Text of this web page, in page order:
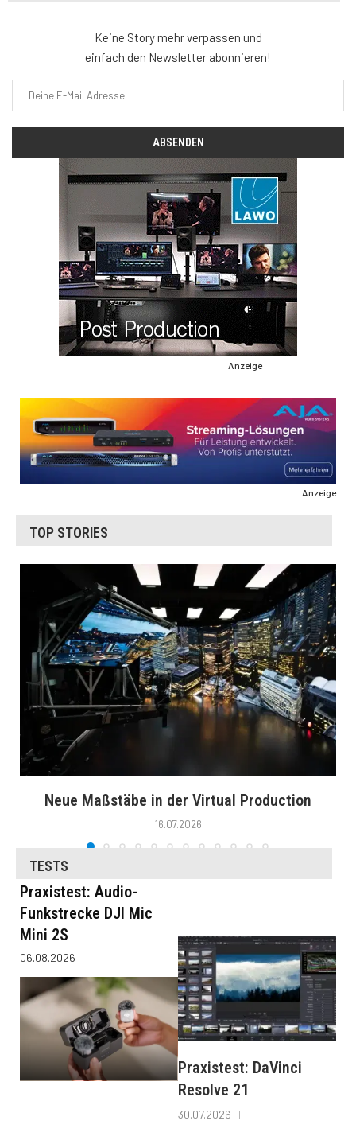
Keine Story mehr verpassen und
einfach den Newsletter abonnieren!
Anzeige
Anzeige
TOP STORIES
Neue Maßstäbe in der Virtual Production
16.07.2026
TESTS
Praxistest: Audio-
Funkstrecke DJI Mic
Mini 2S
06.08.2026
Praxistest: DaVinci
Resolve 21
30.07.2026